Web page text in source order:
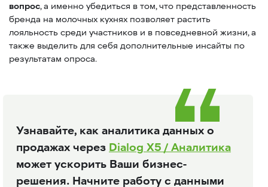
вопрос, а именно убедиться в том, что представленность
бренда на молочных кухнях позволяет растить
лояльность среди участников и в повседневной жизни, а
также выделить для себя дополнительные инсайты по
результатам опроса.
Узнавайте, как аналитика данных о
продажах через Dialog X5 / Аналитика
может ускорить Ваши бизнес-
решения. Начните работу с данными